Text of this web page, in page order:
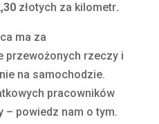
złotych za kilometr.
ma za
przewożonych rzeczy i
na samochodzie.
pracowników
– powiedz nam o tym.